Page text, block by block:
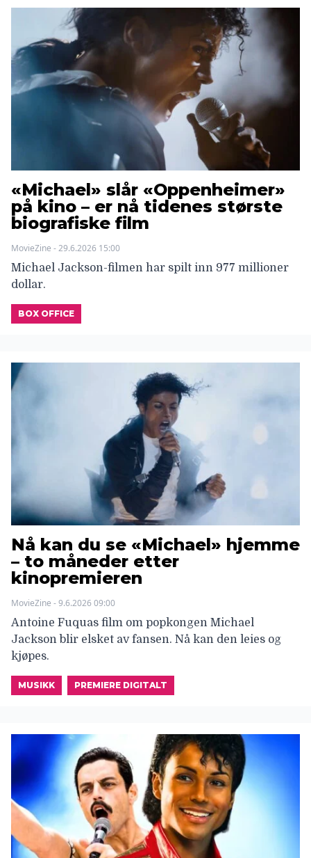
«Michael» slår «Oppenheimer»
på kino – er nå tidenes største
biografiske film
MovieZine - 29.6.2026 15:00
Michael Jackson-filmen har spilt inn 977 millioner
dollar.
BOX OFFICE
Nå kan du se «Michael» hjemme
– to måneder etter
kinopremieren
MovieZine - 9.6.2026 09:00
Antoine Fuquas film om popkongen Michael
Jackson blir elsket av fansen. Nå kan den leies og
kjøpes.
MUSIKK PREMIERE DIGITALT